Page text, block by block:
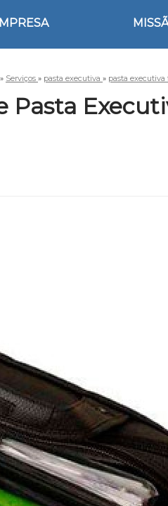
» Serviços » pasta executiva » pasta
Pasta